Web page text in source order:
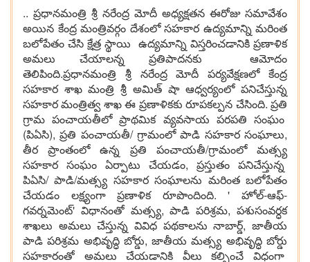
.. ప్రధానమంత్రి శ్రీ నరేంద్ర మోదీ అధ్యక్షతన ఈరోజు సమావేశం
అయిన కేంద్ర మంత్రివర్గం దేశంలో సహకార ఉద్యమాన్ని మరింత
బలోపేతం చేసి క్షేత్ర స్థాయి ఉద్యమాన్ని విస్తరించడానికి ప్రణాళిక
అమలు చేయాలన్న ప్రతిపాదనకు ఆమోదం
తెలిపింది.ప్రధానమంత్రి శ్రీ నరేంద్ర మోదీ పర్యవేక్షణలో కేంద్ర
సహకార శాఖ మంత్రి శ్రీ అమిత్ షా ఆధ్వర్యంలో పనిచేస్తున్న
సహకార మంత్రిత్వ శాఖ ఈ ప్రణాళికకు రూపకల్పన చేసింది. ప్రతి
గ్రామ పంచాయతీలో ప్రాథమిక వ్యవసాయ పరపతి సంఘం
(పిఏసి), ప్రతి పంచాయతీ/ గ్రామంలో పాడి సహకార సంఘాలు,
తీర ప్రాంతంలో ఉన్న ప్రతి పంచాయతీ/గ్రామంలో మత్స్య
సహకార సంఘం ఏర్పాటు చేయడం, ప్రస్తుతం పనిచేస్తున్న
పిఏసి/ పాడి/మత్స్య సహకార సంఘాలను మరింత బలోపేతం
చేయడం లక్ష్యంగా ప్రణాళిక రూపొందింది. ' హోల్-ఆఫ్-
గవర్నమెంట్' విధానంతో మత్స్య, పాడి పరిశ్రమ, పశుసంవర్ధక
శాఖలు అమలు చేస్తున్న వివిధ పథకాలను నాబార్డ్, జాతీయ
పాడి పరిశ్రమ అభివృద్ధి బోర్డు, జాతీయ మత్స్య అభివృద్ధి బోర్డు
సహకారంతో అమలు చేయడానికి వీలు కల్పించే విధంగా